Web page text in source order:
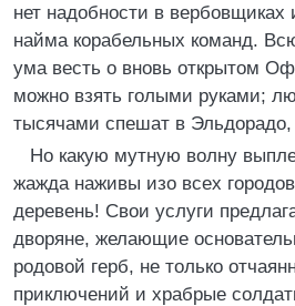
нет надобности в вербовщиках
найма корабельных команд.
ума весть о вновь открытом
можно взять голыми руками;
тысячами спешат в Эльдорадо,
Но какую мутную волну
жажда наживы изо всех
деревень! Свои услуги
дворяне, желающие
родовой герб, не только
приключений и храбрые